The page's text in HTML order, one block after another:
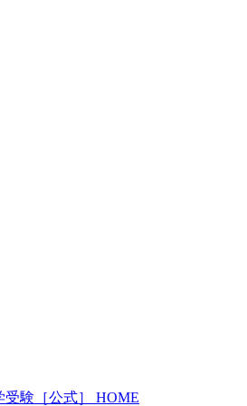
験［公式］ HOME